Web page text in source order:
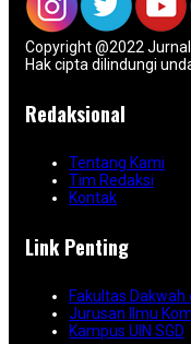
Copyright @2022
Hak cipta dilindungi
Redaksional
Tentang Kami
Tim Redaksi
Kontak
Link Penting
Fakultas Dakwah
Jurusan Ilmu
Kampus UIN SGD